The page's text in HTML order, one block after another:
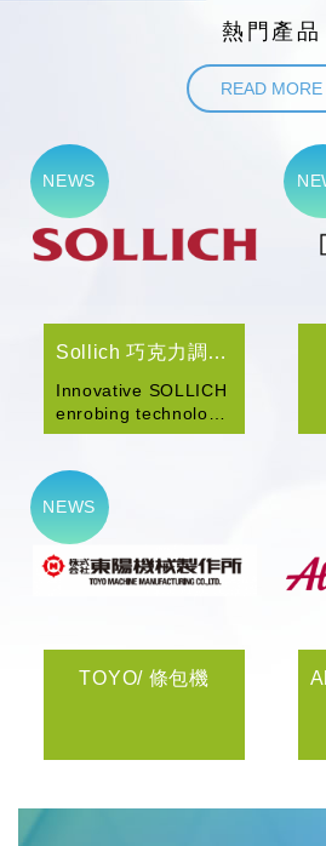
熱門產品
READ MORE
Sollich 巧克力調溫機
Innovative SOLLICH
enrobing technology
provides machines
requirements and...
TOYO/ 條包機